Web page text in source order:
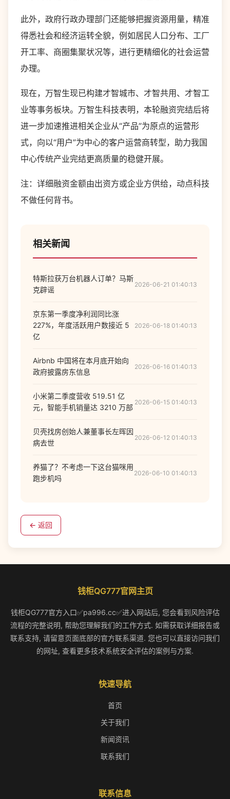
此外，政府行政办理部门还能够把握资源用量，精准
得悉社会和经济运转全貌，例如居民人口分布、工厂
开工率、商圈集聚状况等，进行更精细化的社会运营
办理。
现在，万智生现已构建才智城市、才智共用、才智工
业等事务板块。万智生科技表明，本轮融资完结后将
进一步加速推进相关企业从“产品”为原点的运营形
式，向以“用户”为中心的客户运营商转型，助力我国
中心传统产业完结更高质量的稳健开展。
注：详细融资金额由出资方或企业方供给，动点科技
不做任何背书。
相关新闻
特斯拉获万台机器人订单？马斯
克辟谣
2026-06-21 01:40:13
京东第一季度净利润同比涨
227%，年度活跃用户数接近 5
亿
2026-06-18 01:40:13
Airbnb 中国将在本月底开始向
政府披露房东信息
2026-06-16 01:40:13
小米第二季度营收 519.51 亿
元，智能手机销量达 3210 万部
2026-06-15 01:40:13
贝壳找房创始人兼董事长左晖因
病去世
2026-06-12 01:40:13
养猫了？不考虑一下这台猫咪用
跑步机吗
2026-06-10 01:40:13
← 返回
钱柜QG777官网主页
钱柜QG777官方入口✅pa996.cc✅进入网站后, 您会看到风险评估
流程的完整说明, 帮助您理解我们的工作方式. 如需获取详细报告或
联系支持, 请留意页面底部的官方联系渠道. 您也可以直接访问我们
的网址, 查看更多技术系统安全评估的案例与方案.
快速导航
首页
关于我们
新闻资讯
联系我们
联系信息